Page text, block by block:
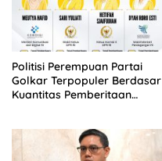
Politisi Perempuan Partai
Golkar Terpopuler Berdasar
Kuantitas Pemberitaan